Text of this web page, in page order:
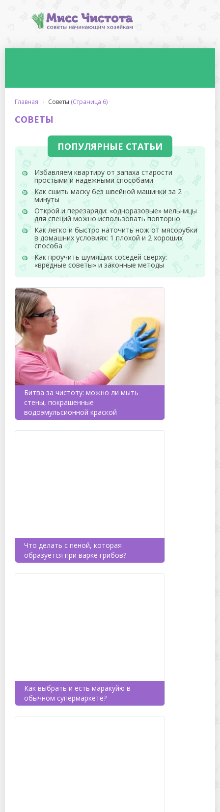
главная · советы (Страница 6)
СОВЕТЫ
ПОПУЛЯРНЫЕ СТАТЬИ
Избавляем квартиру от запаха старости
простыми и надежными способами
Как сшить маску без швейной машинки за 2
минуты
Открой и перезаряди: «одноразовые» мельницы
для специй можно использовать повторно
Как легко и быстро наточить нож от мясорубки
в домашних условиях: 1 плохой и 2 хороших
способа
Как проучить шумящих соседей сверху:
«вредные советы» и законные методы
Битва за чистоту: можно ли мыть
стены, покрашенные
водоэмульсионной краской
Что делать с пеной, которая
образуется при варке грибов?
Как выбрать и есть маракуйю в
обычном супермаркете?